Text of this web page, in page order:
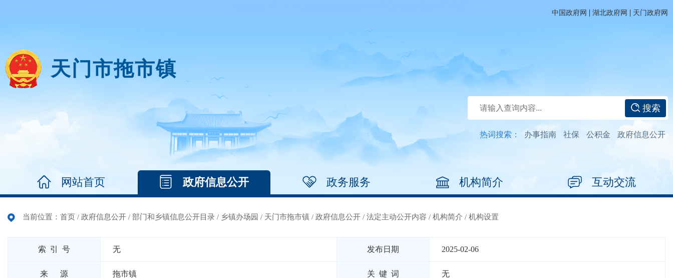
中国政府网 | 湖北政府网 | 天门政府网
天门市拖市镇
搜索
热词搜索： 办事指南 社保 公积金 政府信息公开
网站首页 政府信息公开 政务服务 机构简介 互动交流
当前位置： 首页 / 政府信息公开 / 部门和乡镇信息公开目录 / 乡镇办场园 / 天门市拖市镇 / 政府信息公开 / 法定主动公开内容 / 机构简介 / 机构设置
索 引 号 无 发布日期 2025-02-06
来 源 拖市镇 关 键 词 无